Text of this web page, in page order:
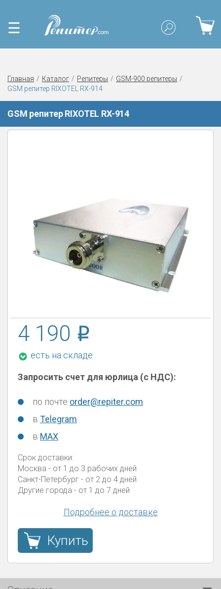
☰
Главная Каталог Репитеры
GSM-900 репитеры
GSM репитер RIXOTEL RX-914
GSM репитер RIXOTEL RX-914
4 190
есть на складе
Запросить счет для юрлица (с НДС):
по почте order@repiter.com
в Telegram
в MAX
Срок доставки:
Москва - от 1 до 3 рабочих дней
Санкт-Петербург - от 2 до 4 дней
Другие города - от 1 до 7 дней
Подробнее о доставке
Купить